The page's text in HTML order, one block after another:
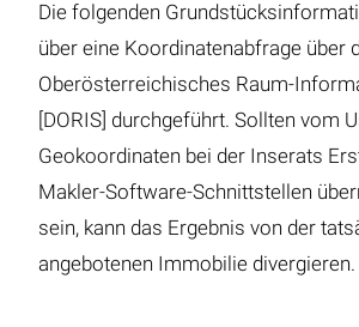
Die folgenden
über eine Koordinatenabfrage über
Oberösterreichisches Raum-
[DORIS] durchgeführt. Sollten vom
Geokoordinaten bei der Inserats
Makler-Software-Schnittstellen
sein, kann das Ergebnis von der
angebotenen Immobilie divergieren.